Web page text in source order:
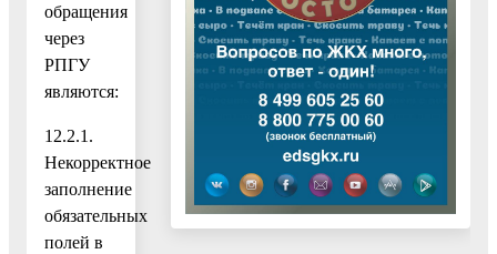
обращения
через
РПГУ
являются:
12.2.1.
Некорректное
заполнение
обязательных
полей в